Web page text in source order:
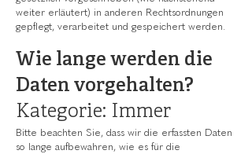
weiter erläutert) in anderen Rechtsordnungen
gepflegt, verarbeitet und gespeichert werden.
Wie lange werden die
Daten vorgehalten?
Kategorie: Immer
Bitte beachten Sie, dass wir die erfassten Daten
so lange aufbewahren, wie es für die